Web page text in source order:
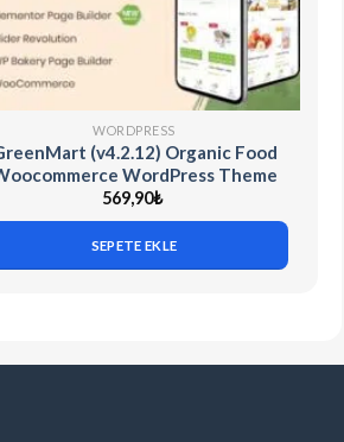
WORDPRESS
(v4.2.12) Organic Food
WordPress Theme
569,90₺
SEPETE EKLE